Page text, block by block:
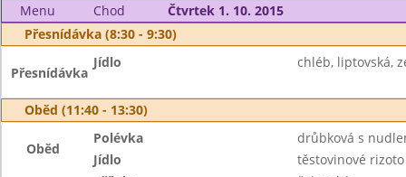
Menu Chod
Čtvrtek 1. 10. 2015
Přesnídávka (8:30 - 9:30)
Přesnídávka
Jídlo chléb, liptovská,
Oběd (11:40 - 13:30)
Oběd
Polévka
drůbková s
Jídlo
těstovinové